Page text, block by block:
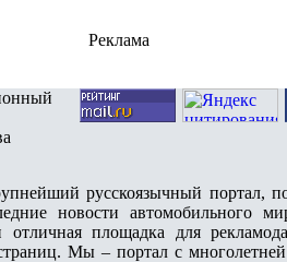
Реклама
русскоязычный портал,
новости автомобильного
отличная площадка для
Мы – портал с